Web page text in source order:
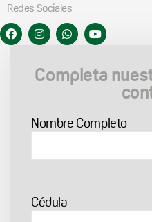
Redes Sociales
Completa
Nombre Completo
Cédula